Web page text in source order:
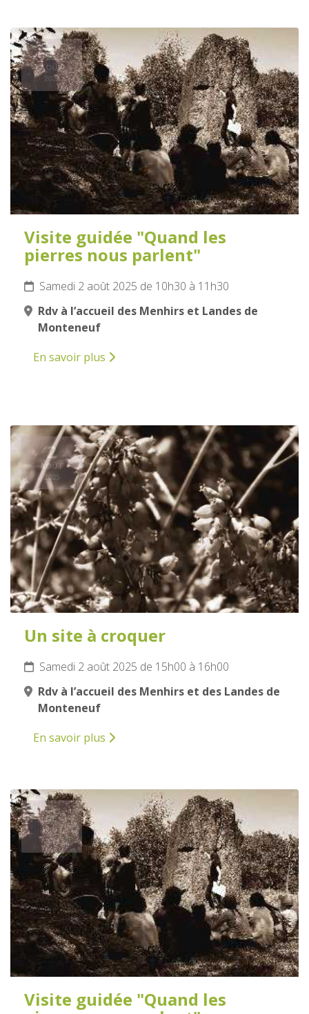
2
AOÛT
2025
Visite guidée "Quand les
pierres nous parlent"
Samedi 2 août 2025 de 10h30 à 11h30
Rdv à l’accueil des Menhirs et Landes de
Monteneuf
En savoir plus
2
AOÛT
2025
Un site à croquer
Samedi 2 août 2025 de 15h00 à 16h00
Rdv à l’accueil des Menhirs et des Landes de
Monteneuf
En savoir plus
2
AOÛT
2025
Visite guidée "Quand les